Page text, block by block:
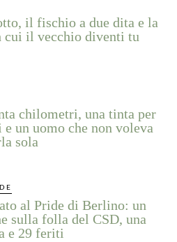
il fischio a due dita e la
cui il vecchio diventi tu
chilometri, una tinta per
e un uomo che non voleva
sola
al Pride di Berlino: un
sulla folla del CSD, una
e 29 feriti